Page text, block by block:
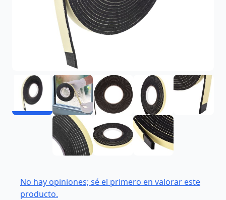
No hay opiniones; sé el primero en valorar este
producto.